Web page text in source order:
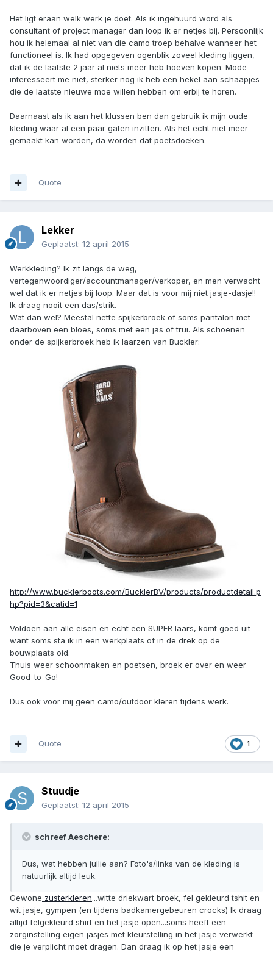
Het ligt eraan welk werk je doet. Als ik ingehuurd word als
consultant of project manager dan loop ik er netjes bij. Persoonlijk
hou ik helemaal al niet van die camo troep behalve wanneer het
functioneel is. Ik had opgegeven ogenblik zoveel kleding liggen,
dat ik de laatste 2 jaar al niets meer heb hoeven kopen. Mode
interesseert me niet, sterker nog ik heb een hekel aan schaapjes
die de laatste nieuwe moe willen hebben om erbij te horen.
Daarnaast als ik aan het klussen ben dan gebruik ik mijn oude
kleding waar al een paar gaten inzitten. Als het echt niet meer
gemaakt kan worden, da worden dat poetsdoeken.
Quote
Lekker
Geplaatst: 12 april 2015
Werkkleding? Ik zit langs de weg,
vertegenwoordiger/accountmanager/verkoper, en men verwacht
wel dat ik er netjes bij loop. Maar dat is voor mij niet jasje-dasje!!
Ik draag nooit een das/strik.
Wat dan wel? Meestal nette spijkerbroek of soms pantalon met
daarboven een bloes, soms met een jas of trui. Als schoenen
onder de spijkerbroek heb ik laarzen van Buckler:
http://www.bucklerboots.com/BucklerBV/products/productdetail.p
hp?pid=3&catid=1
Voldoen aan alle eisen en echt een SUPER laars, komt goed uit
want soms sta ik in een werkplaats of in de drek op de
bouwplaats oid.
Thuis weer schoonmaken en poetsen, broek er over en weer
Good-to-Go!
Dus ook voor mij geen camo/outdoor kleren tijdens werk.
1
Quote
Stuudje
Geplaatst: 12 april 2015
schreef Aeschere:
Dus, wat hebben jullie aan? Foto's/links van de kleding is
natuurlijk altijd leuk.
Gewone zusterkleren...witte driekwart broek, fel gekleurd tshit en
wit jasje, gympen (en tijdens badkamergebeuren crocks) Ik draag
altijd felgekleurd shirt en het jasje open...soms heeft een
zorginstelling eigen jasjes met kleurstelling in het jasje verwerkt
die je verplicht moet dragen. Dan draag ik op het jasje een